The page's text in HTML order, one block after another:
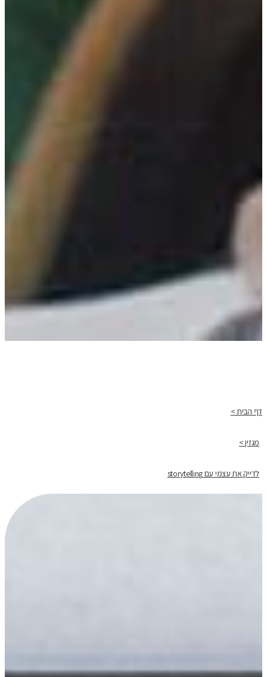
דף הבית >
מגזין >
לדייק את עצמי עם storytelling